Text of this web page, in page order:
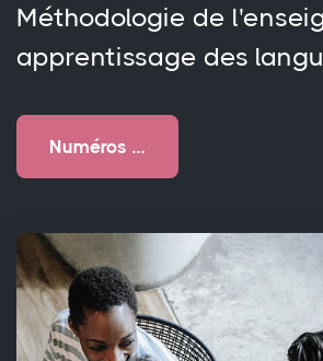
Méthodologie de
apprentissage des
Numéros …